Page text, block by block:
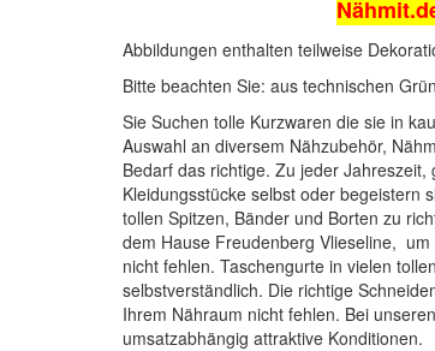
Abbildungen enthalten teilweise
Bitte beachten Sie: aus technischen
Sie Suchen tolle Kurzwaren die sie in
Auswahl an diversem Nähzubehör,
Bedarf das richtige. Zu jeder
Kleidungsstücke selbst oder begeistern
tollen Spitzen, Bänder und Borten zu
dem Hause Freudenberg Vlieseline,
nicht fehlen. Taschengurte in vielen
selbstverständlich. Die richtige
Ihrem Nähraum nicht fehlen. Bei
umsatzabhängig attraktive Konditionen.